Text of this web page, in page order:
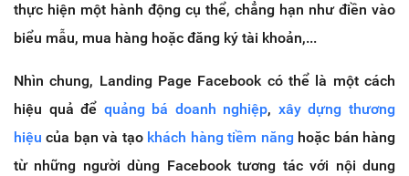
thực hiện một hành động cụ thể, chẳng hạn như điền vào
biểu mẫu, mua hàng hoặc đăng ký tài khoản,...
Nhìn chung, Landing Page Facebook có thể là một cách
hiệu quả để quảng bá doanh nghiệp, xây dựng thương
hiệu của bạn và tạo khách hàng tiềm năng hoặc bán hàng
từ những người dùng Facebook tương tác với nội dung